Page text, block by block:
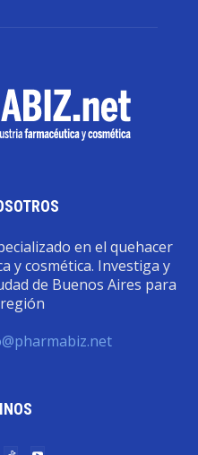
en el quehacer
y cosmética. Investiga y
de Buenos Aires para